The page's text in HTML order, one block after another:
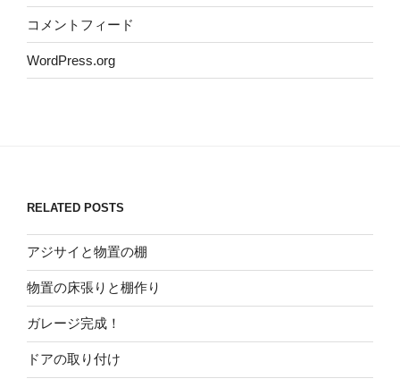
コメントフィード
WordPress.org
RELATED POSTS
アジサイと物置の棚
物置の床張りと棚作り
ガレージ完成！
ドアの取り付け